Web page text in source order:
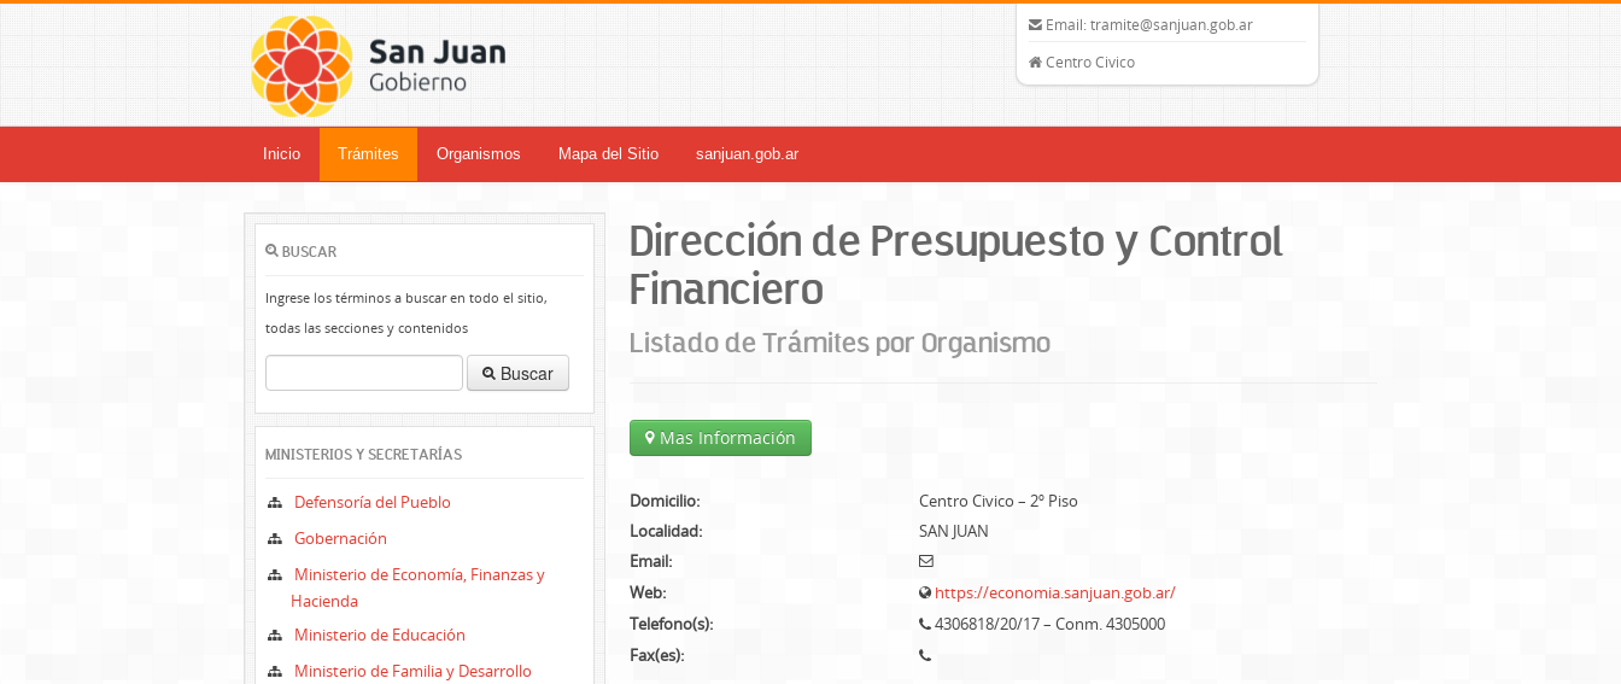
Email: tramite@sanjuan.gob.ar
Centro Civico
Inicio Trámites Organismos Mapa del Sitio sanjuan.gob.ar
BUSCAR
Ingrese los términos a buscar en todo el sitio,
todas las secciones y contenidos
Buscar
MINISTERIOS Y SECRETARÍAS
Defensoría del Pueblo
Gobernación
Ministerio de Economía, Finanzas y
Hacienda
Ministerio de Educación
Ministerio de Familia y Desarrollo
Dirección de Presupuesto y Control
Financiero
Listado de Trámites por Organismo
Mas Información
Domicilio:
Centro Civico – 2º Piso
Localidad:
SAN JUAN
Email:
Web:
https://economia.sanjuan.gob.ar/
Telefono(s):
4306818/20/17 – Conm. 4305000
Fax(es):